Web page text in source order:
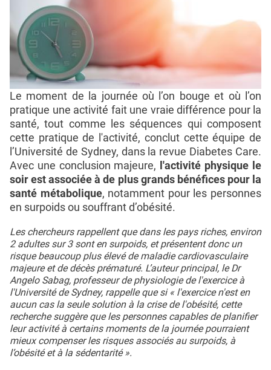
Le moment de la journée où l’on bouge et où l’on
pratique une activité fait une vraie différence pour la
santé, tout comme les séquences qui composent
cette pratique de l'activité, conclut cette équipe de
l’Université de Sydney, dans la revue Diabetes Care.
Avec une conclusion majeure, l'activité physique le
soir est associée à de plus grands bénéfices pour la
santé métabolique, notamment pour les personnes
en surpoids ou souffrant d’obésité.
Les chercheurs rappellent que dans les pays riches, environ
2 adultes sur 3 sont en surpoids, et présentent donc un
risque beaucoup plus élevé de maladie cardiovasculaire
majeure et de décès prématuré. L’auteur principal, le Dr
Angelo Sabag, professeur de physiologie de l'exercice à
l'Université de Sydney, rappelle que si « l'exercice n'est en
aucun cas la seule solution à la crise de l'obésité, cette
recherche suggère que les personnes capables de planifier
leur activité à certains moments de la journée pourraient
mieux compenser les risques associés au surpoids, à
l’obésité et à la sédentarité ».